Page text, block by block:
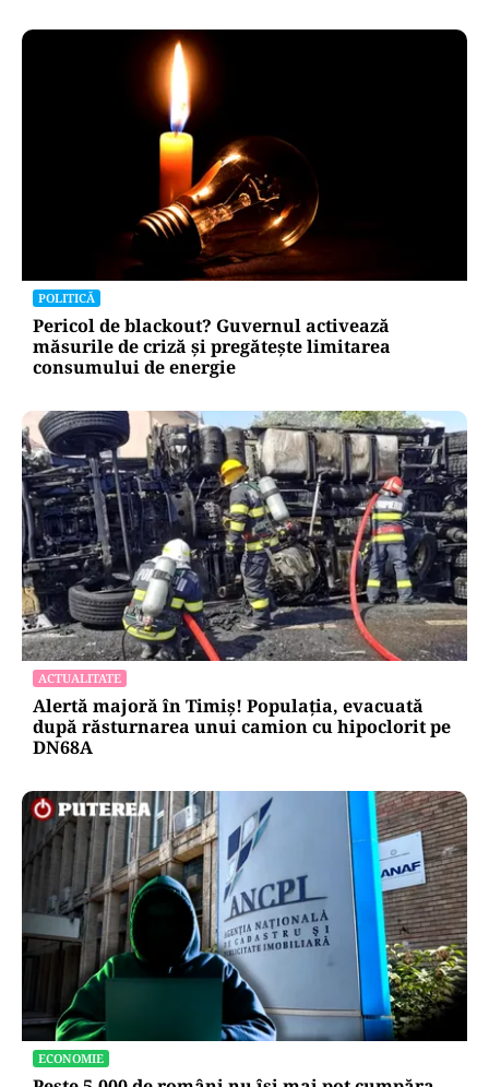
POLITICĂ
Pericol de blackout? Guvernul activează
măsurile de criză și pregătește limitarea
consumului de energie
ACTUALITATE
Alertă majoră în Timiș! Populația, evacuată
după răsturnarea unui camion cu hipoclorit pe
DN68A
ECONOMIE